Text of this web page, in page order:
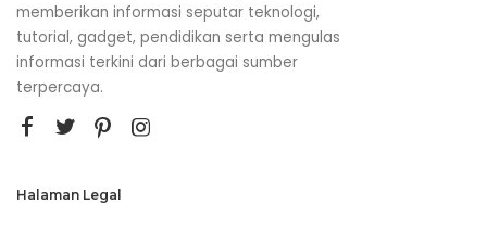
memberikan informasi seputar teknologi,
tutorial, gadget, pendidikan serta mengulas
informasi terkini dari berbagai sumber
terpercaya.
Halaman Legal